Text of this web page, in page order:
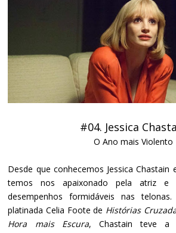
#04. Jessica
O Ano mais Violento
Desde que conhecemos Jessica Chastain
temos nos apaixonado pela atriz e
desempenhos formidáveis nas
platinada Celia Foote de Histórias
Hora mais Escura, Chastain teve a